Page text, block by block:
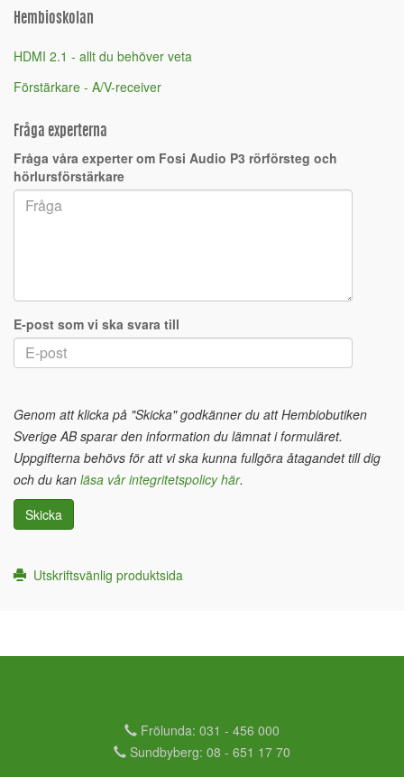
Hembioskolan
HDMI 2.1 - allt du behöver veta
Förstärkare - A/V-receiver
Fråga experterna
Fråga våra experter om Fosi Audio P3 rörförsteg och
hörlursförstärkare
E-post som vi ska svara till
Genom att klicka på "Skicka" godkänner du att Hembiobutiken
Sverige AB sparar den information du lämnat i formuläret.
Uppgifterna behövs för att vi ska kunna fullgöra åtagandet till dig
och du kan läsa vår integritetspolicy här.
Skicka
Utskriftsvänlig produktsida
Frölunda: 031 - 456 000
Sundbyberg: 08 - 651 17 70